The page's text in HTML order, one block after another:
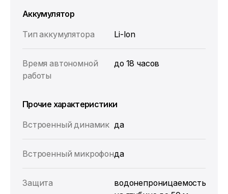
Аккумулятор
Тип аккумулятора
Li-Ion
Время автономной
работы
до 18 часов
Прочие характеристики
Встроенный динамик да
Встроенный микрофонда
Защита
водонепроницаемость